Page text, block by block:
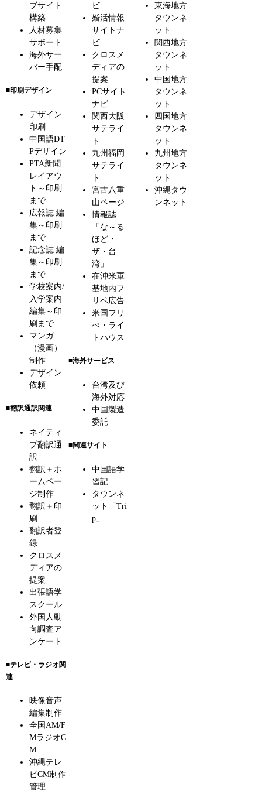
ブサイト
構築
人材募集
サポート
海外サー
バー手配
■印刷デザイン
デザイン
印刷
中国語DT
Pデザイン
PTA新聞
レイアウ
ト～印刷
まで
広報誌 編
集～印刷
まで
記念誌 編
集～印刷
まで
学校案内/
入学案内
編集～印
刷まで
マンガ
（漫画）
制作
デザイン
依頼
■翻訳通訳関連
ネイティ
ブ翻訳通
訳
翻訳＋ホ
ームペー
ジ制作
翻訳＋印
刷
翻訳者登
録
クロスメ
ディアの
提案
出張語学
スクール
外国人動
向調査ア
ンケート
■テレビ・ラジオ関
連
映像音声
編集制作
全国AM/F
MラジオC
M
沖縄テレ
ビCM制作
管理
ビ
婚活情報
サイトナ
ビ
クロスメ
ディアの
提案
PCサイト
ナビ
関西大阪
サテライ
ト
九州福岡
サテライ
ト
宮古八重
山ページ
情報誌
「な～る
ほど・
ザ・台
湾」
在沖米軍
基地内フ
リペ広告
米国フリ
ぺ・ライ
トハウス
■海外サービス
台湾及び
海外対応
中国製造
委託
■関連サイト
中国語学
習記
タウンネ
ット「Tri
p」
東海地方
タウンネ
ット
関西地方
タウンネ
ット
中国地方
タウンネ
ット
四国地方
タウンネ
ット
九州地方
タウンネ
ット
沖縄タウ
ンネット